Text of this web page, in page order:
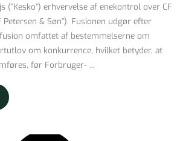
(”Kesko”) erhvervelse af enekontrol over CF
Petersen & Søn”). Fusionen udgør efter
omfattet af bestemmelserne om
om konkurrence, hvilket betyder, at
før Forbruger- ...